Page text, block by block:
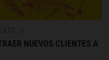
NUEVOS CLIENTES A